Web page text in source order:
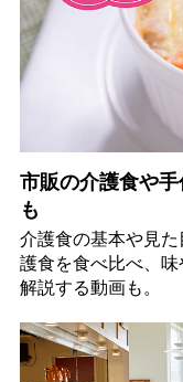
市販の介護食や
も
介護食の基本や見
護食を食べ比べ、
解説する動画も。